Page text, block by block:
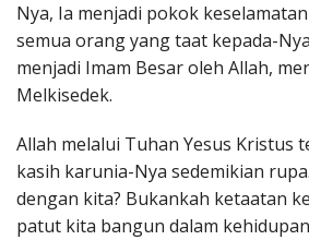
Nya, Ia menjadi pokok
semua orang yang taat kepada-
menjadi Imam Besar oleh Allah,
Melkisedek.
Allah melalui Tuhan Yesus Kristus
kasih karunia-Nya sedemikian
dengan kita? Bukankah ketaatan
patut kita bangun dalam